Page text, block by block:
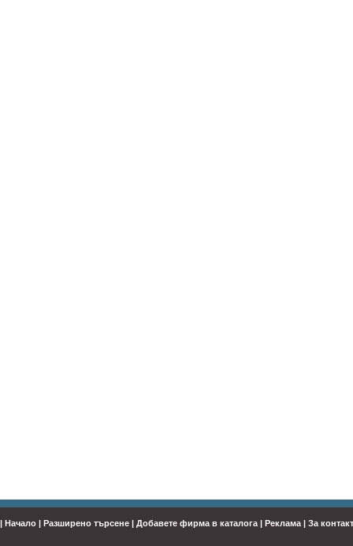
| Начало | Разширено търсене | Добавете фирма в каталога | Реклама | За контакт